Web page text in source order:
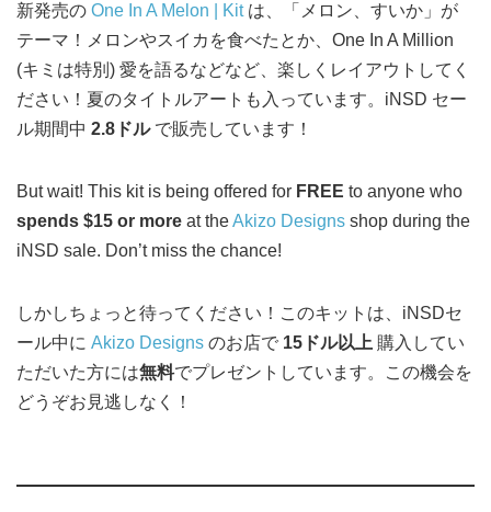
新発売の One In A Melon | Kitは、「メロン、すいか」が
テーマ！メロンやスイカを食べたとか、One In A Million
(キミは特別) 愛を語るなどなど、楽しくレイアウトしてく
ださい！夏のタイトルアートも入っています。iNSD セー
ル期間中 2.8ドルで販売しています！
But wait! This kit is being offered for FREE to anyone who
spends $15 or more at theAkizo Designs shop during the
iNSD sale. Don’t miss the chance!
しかしちょっと待ってください！このキットは、iNSDセ
ール中に Akizo Designs のお店で 15ドル以上 購入してい
ただいた方には無料でプレゼントしています。この機会を
どうぞお見逃しなく！